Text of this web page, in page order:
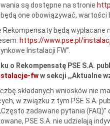
są dostępne na stronie
one obowiązywać, wartości
Rekompensaty będą
https://www.pse.pl/
Instalacji FW”.
o Rekompensatę PSE S.A.
fww sekcji ,,Aktualne
składanych wniosków nie
w związku z tym PSE S.A.
zadawane pytania
PSE S.A. nie udzielają